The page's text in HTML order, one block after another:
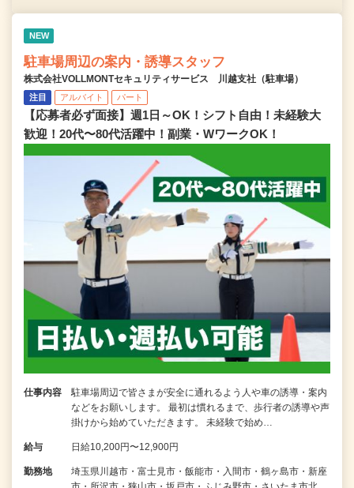
NEW
駐車場周辺の案内・誘導スタッフ
株式会社VOLLMONTセキュリティサービス 川越支社（駐車場）
注目 アルバイト パート
【応募者必ず面接】週1日～OK！シフト自由！未経験大
歓迎！20代〜80代活躍中！副業・WワークOK！
仕事内容
駐車場周辺で皆さまが安全に通れるよう人や車の誘導・案内
などをお願いします。 最初は慣れるまで、歩行者の誘導や声
掛けから始めていただきます。 未経験で始め…
給与 日給10,200円〜12,900円
勤務地
埼玉県川越市・富士見市・飯能市・入間市・鶴ヶ島市・新座